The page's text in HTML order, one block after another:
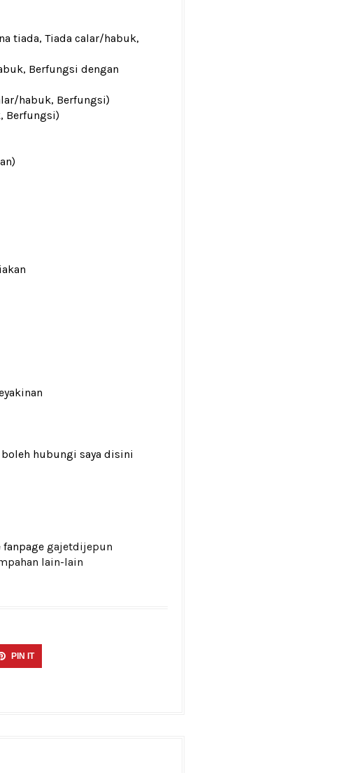
tiada, Tiada calar/habuk,
Berfungsi dengan
habuk, Berfungsi)
Berfungsi)
hubungi saya disini
gajetdijepun
lain-lain
PIN IT